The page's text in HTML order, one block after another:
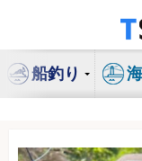
ン
船釣り